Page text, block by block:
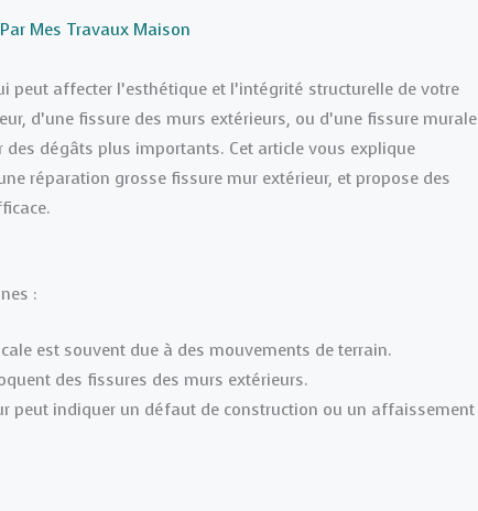
Mes Travaux Maison
affecter l’esthétique et l’intégrité structurelle de votre
d’une fissure des murs extérieurs, ou d’une fissure murale
dégâts plus importants. Cet article vous explique
réparation grosse fissure mur extérieur, et propose des
:
est souvent due à des mouvements de terrain.
des fissures des murs extérieurs.
peut indiquer un défaut de construction ou un affaissement